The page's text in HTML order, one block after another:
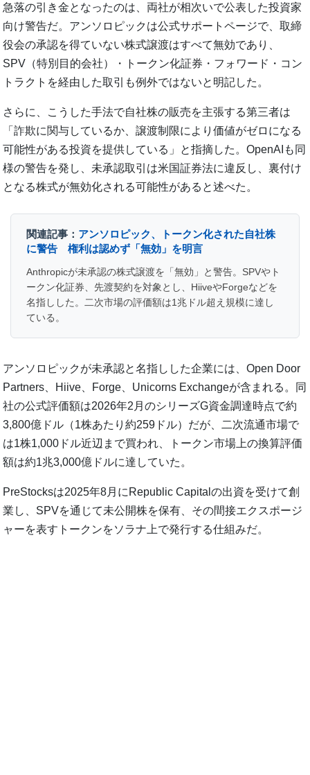
急落の引き金となったのは、両社が相次いで公表した投資家
向け警告だ。アンソロピックは公式サポートページで、取締
役会の承認を得ていない株式譲渡はすべて無効であり、
SPV（特別目的会社）・トークン化証券・フォワード・コン
トラクトを経由した取引も例外ではないと明記した。
さらに、こうした手法で自社株の販売を主張する第三者は
「詐欺に関与しているか、譲渡制限により価値がゼロになる
可能性がある投資を提供している」と指摘した。OpenAIも同
様の警告を発し、未承認取引は米国証券法に違反し、裏付け
となる株式が無効化される可能性があると述べた。
関連記事： アンソロピック、トークン化された自社株
に警告 権利は認めず「無効」を明言
Anthropicが未承認の株式譲渡を「無効」と警告。SPVやト
ークン化証券、先渡契約を対象とし、HiiveやForgeなどを
名指しした。二次市場の評価額は1兆ドル超え規模に達し
ている。
アンソロピックが未承認と名指しした企業には、Open Door
Partners、Hiive、Forge、Unicorns Exchangeが含まれる。同
社の公式評価額は2026年2月のシリーズG資金調達時点で約
3,800億ドル（1株あたり約259ドル）だが、二次流通市場で
は1株1,000ドル近辺まで買われ、トークン市場上の換算評価
額は約1兆3,000億ドルに達していた。
PreStocksは2025年8月にRepublic Capitalの出資を受けて創
業し、SPVを通じて未公開株を保有、その間接エクスポージ
ャーを表すトークンをソラナ上で発行する仕組みだ。